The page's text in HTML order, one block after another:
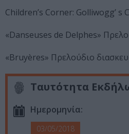
Children’s Corner: Golliwogg’ s
«Danseuses de Delphes»
«Bruyères» Πρελούδιο
Ταυτότητα
Ημερομηνία:
03/05/2018